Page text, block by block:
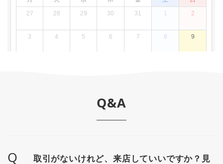
Q&A
Q 取引がないけれど、来店していいですか？見